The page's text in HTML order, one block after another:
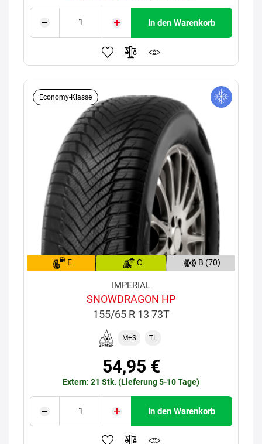
In den Warenkorb
Economy-Klasse
E C B (70)
IMPERIAL
SNOWDRAGON HP
155/65 R 13 73T
M+S TL
54,95 €
Extern: 21 Stk. (Lieferung 5-10 Tage)
In den Warenkorb